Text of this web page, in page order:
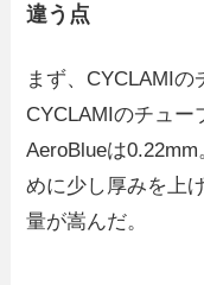
違う点
まず、CYCLAMIの
CYCLAMIのチュー
AeroBlueは
めに少し厚みを上
量が嵩んだ。